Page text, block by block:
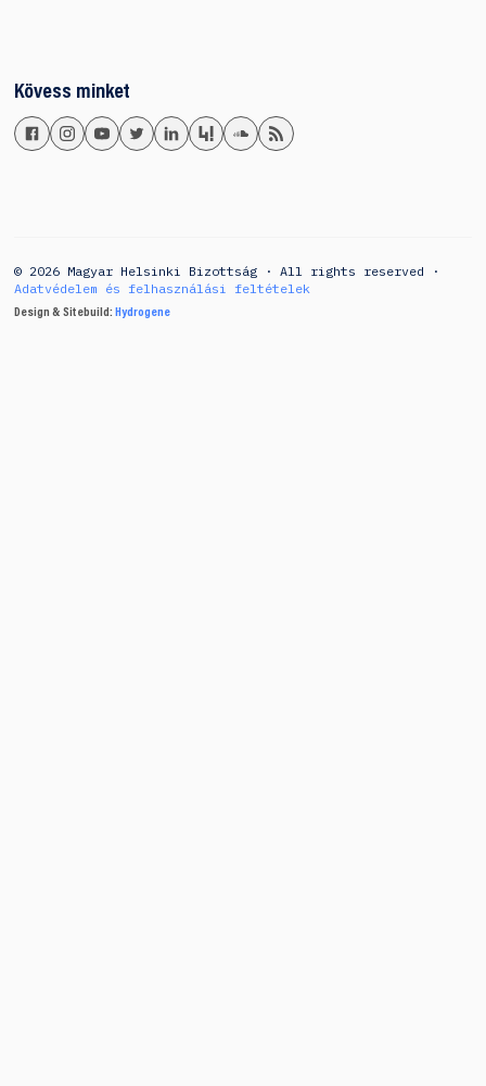
Kövess minket
© 2026 Magyar Helsinki Bizottság · All rights reserved ·
Adatvédelem és felhasználási feltételek
Design & Sitebuild: Hydrogene